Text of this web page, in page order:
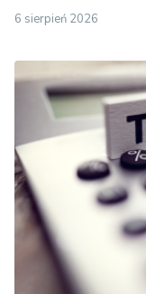
6 sierpień 2026